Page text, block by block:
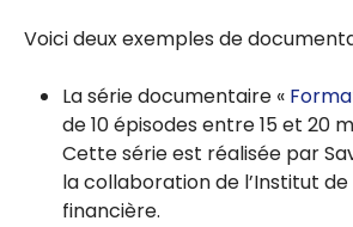
Voici deux exemples de
La série documentaire «
de 10 épisodes entre 15 et 20
Cette série est réalisée par
la collaboration de l’Institut
financière.